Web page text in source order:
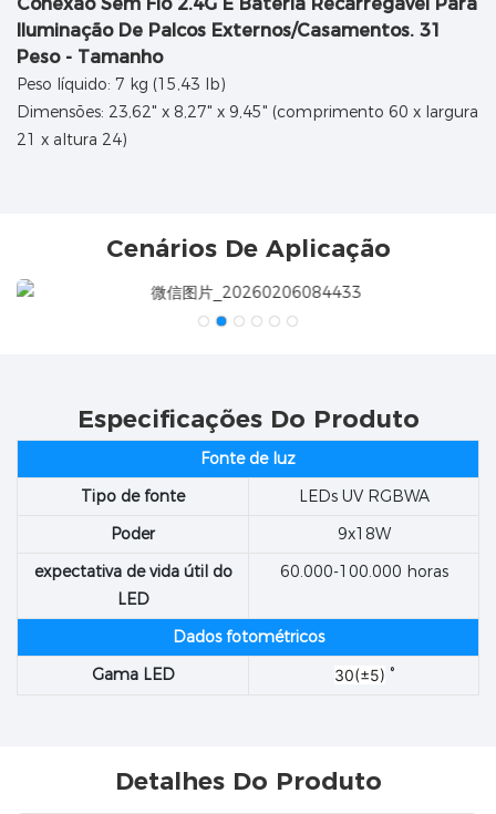
Peso - Tamanho
Peso líquido: 7 kg (15,43 lb)
Dimensões: 23,62" x 8,27" x 9,45" (comprimento 60 x largura
21 x altura 24)
Cenários De Aplicação
Especificações Do Produto
Fonte de luz
Tipo de fonte
LEDs UV RGBWA
Poder
9x18W
expectativa de vida útil do
LED
60.000-100.000 horas
Dados fotométricos
Gama LED
30(±5) °
Detalhes Do Produto